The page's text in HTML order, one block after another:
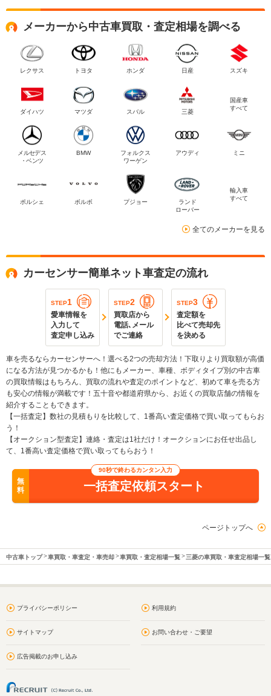
メーカーから中古車買取・査定相場を調べる
レクサス トヨタ ホンダ 日産 スズキ
ダイハツ マツダ スバル 三菱
国産車
すべて
メルセデス
・ベンツ
BMW
フォルクス
ワーゲン
アウディ ミニ
ポルシェ ボルボ プジョー
ランド
ローバー
輸入車
すべて
全てのメーカーを見る
カーセンサー簡単ネット車査定の流れ
STEP1
愛車情報を
入力して
査定申し込み
STEP2
買取店から
電話､メール
でご連絡
STEP3
査定額を
比べて売却先
を決める
車を売るならカーセンサーへ！選べる2つの売却方法！下取りより買取額が高価
になる方法が見つかるかも！他にもメーカー、車種、ボディタイプ別の中古車
の買取情報はもちろん、買取の流れや査定のポイントなど、初めて車を売る方
も安心の情報が満載です！五十音や都道府県から、お近くの買取店舗の情報を
紹介することもできます。
【一括査定】数社の見積もりを比較して、1番高い査定価格で買い取ってもらお
う！
【オークション型査定】連絡・査定は1社だけ！オークションにお任せ出品し
て、1番高い査定価格で買い取ってもらおう！
無
料
90秒で終わるカンタン入力
一括査定依頼スタート
ページトップへ
中古車トップ 車買取・車査定・車売却 車買取・査定相場一覧 三菱の車買取・車査定相場一覧
プライバシーポリシー 利用規約
サイトマップ お問い合わせ・ご要望
広告掲載のお申し込み